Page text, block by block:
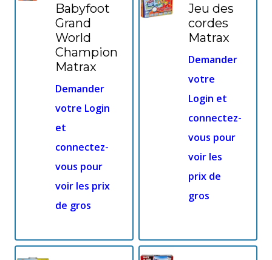
Babyfoot
Grand
World
Champion
Matrax
Demander
votre Login
et
connectez-
vous pour
voir les prix
de gros
Jeu des
cordes
Matrax
Demander
votre
Login et
connectez-
vous pour
voir les
prix de
gros